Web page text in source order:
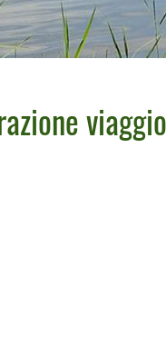
viaggio